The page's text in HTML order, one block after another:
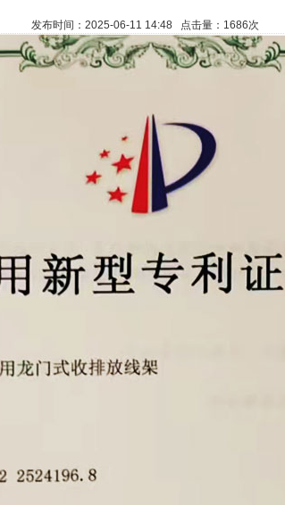
发布时间：2025-06-11 14:48 点击量：1686次